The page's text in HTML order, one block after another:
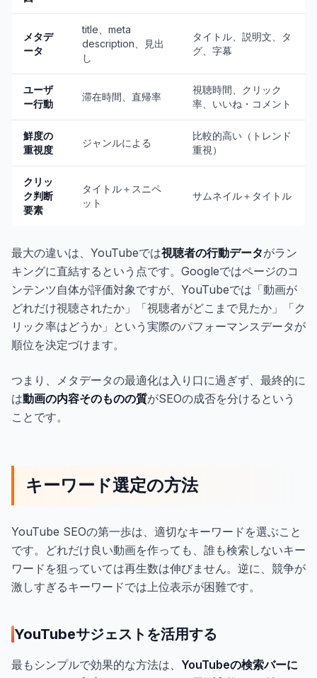
メタデ
ータ
title、meta
description、見出
し
タイトル、説明文、タ
グ、字幕
ユーザ
ー行動
滞在時間、直帰率
視聴時間、クリック
率、いいね・コメント
鮮度の
重視度
ジャンルによる
比較的高い（トレンド
重視）
クリッ
ク判断
要素
タイトル＋スニペ
ット
サムネイル＋タイトル
最大の違いは、YouTubeでは視聴者の行動データがラン
キングに直結するという点です。Googleではページのコ
ンテンツ自体が評価対象ですが、YouTubeでは「動画が
どれだけ視聴されたか」「視聴者がどこまで見たか」「ク
リック率はどうか」という実際のパフォーマンスデータが
順位を決定づけます。
つまり、メタデータの最適化は入り口に過ぎず、最終的に
は動画の内容そのものの質がSEOの成否を分けるという
ことです。
キーワード選定の方法
YouTube SEOの第一歩は、適切なキーワードを選ぶこと
です。どれだけ良い動画を作っても、誰も検索しないキー
ワードを狙っていては再生数は伸びません。逆に、競争が
激しすぎるキーワードでは上位表示が困難です。
YouTubeサジェストを活用する
最もシンプルで効果的な方法は、 YouTubeの検索バーに